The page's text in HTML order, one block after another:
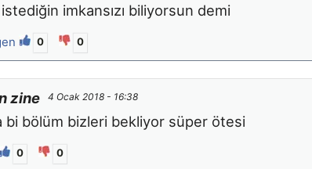
imkansızı biliyorsun demi
0 0
zine 4 Ocak 2018 - 16:38
bi bölüm bizleri bekliyor süper ötesi
0 0